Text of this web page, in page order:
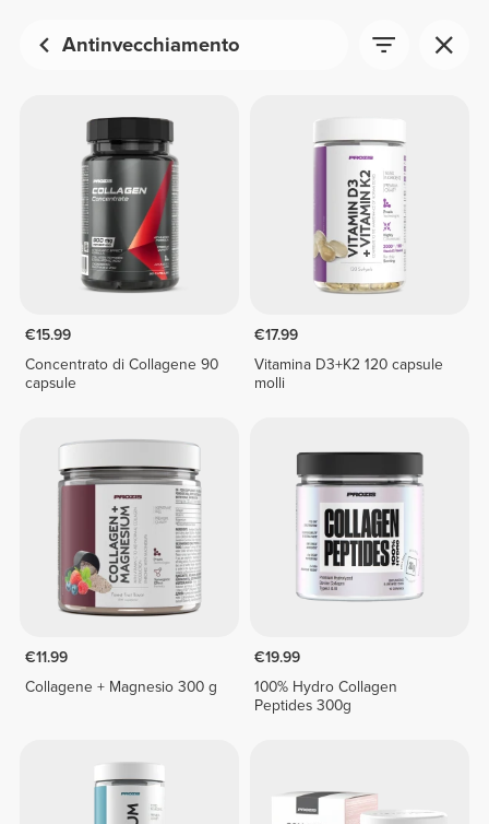
Antinvecchiamento
€15.99
Concentrato di Collagene 90
capsule
€17.99
Vitamina D3+K2 120 capsule
molli
€11.99
Collagene + Magnesio 300 g
€19.99
100% Hydro Collagen
Peptides 300g